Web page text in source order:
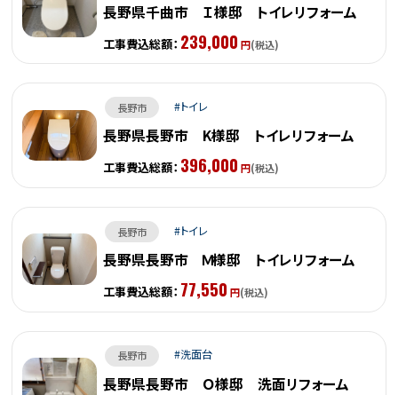
長野県千曲市 Ｉ様邸 トイレリフォーム
工事費込総額： 239,000 円(税込)
長野市 トイレ
長野県長野市 K様邸 トイレリフォーム
工事費込総額： 396,000 円(税込)
長野市 トイレ
長野県長野市 Ｍ様邸 トイレリフォーム
工事費込総額： 77,550 円(税込)
長野市 洗面台
長野県長野市 Ｏ様邸 洗面リフォーム